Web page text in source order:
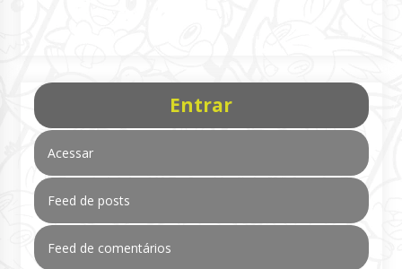
Entrar
Acessar
Feed de posts
Feed de comentários